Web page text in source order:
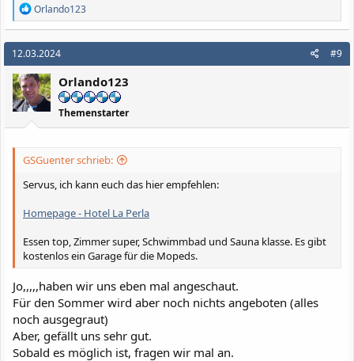
R
e
a
k
t
i
o
n
e
n
Orlando123
12.03.2024 #9
Orlando123
Themenstarter
GSGuenter schrieb:
Servus, ich kann euch das hier empfehlen:
Homepage - Hotel La Perla
Essen top, Zimmer super, Schwimmbad und Sauna klasse. Es gibt
kostenlos ein Garage für die Mopeds.
Jo,,,,,haben wir uns eben mal angeschaut.
Für den Sommer wird aber noch nichts angeboten (alles
noch ausgegraut)
Aber, gefällt uns sehr gut.
Sobald es möglich ist, fragen wir mal an.